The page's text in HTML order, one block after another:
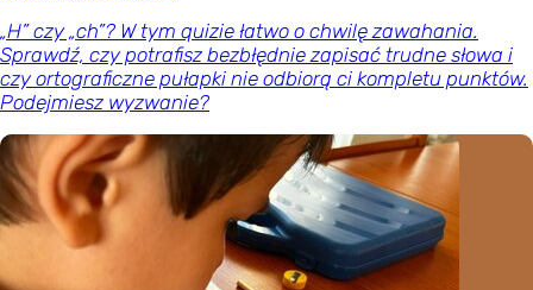
„H” czy „ch”? W tym quizie łatwo o chwilę zawahania.
Sprawdź, czy potrafisz bezbłędnie zapisać trudne słowa i
czy ortograficzne pułapki nie odbiorą ci kompletu punktów.
Podejmiesz wyzwanie?